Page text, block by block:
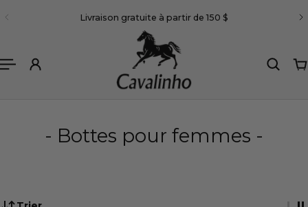
AU CONTENULivraison gratuite à partir de 150 $
- Bottes pour femmes -